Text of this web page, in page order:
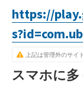
https://
上記は管理外のサイ
スマホに